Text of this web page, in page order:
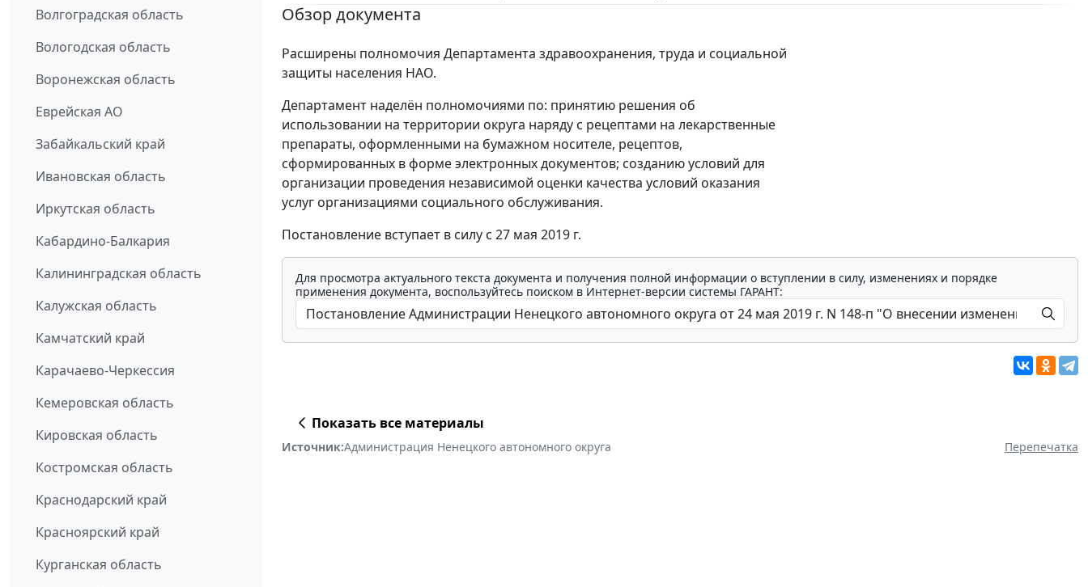
Волгоградская область
Вологодская область
Воронежская область
Еврейская АО
Забайкальский край
Ивановская область
Иркутская область
Кабардино-Балкария
Калининградская область
Калужская область
Камчатский край
Карачаево-Черкессия
Кемеровская область
Кировская область
Костромская область
Краснодарский край
Красноярский край
Курганская область
Обзор документа
Расширены полномочия Департамента здравоохранения, труда и социальной
защиты населения НАО.
Департамент наделён полномочиями по: принятию решения об
использовании на территории округа наряду с рецептами на лекарственные
препараты, оформленными на бумажном носителе, рецептов,
сформированных в форме электронных документов; созданию условий для
организации проведения независимой оценки качества условий оказания
услуг организациями социального обслуживания.
Постановление вступает в силу с 27 мая 2019 г.
Для просмотра актуального текста документа и получения полной информации о вступлении в силу, изменениях и порядке
применения документа, воспользуйтесь поиском в Интернет-версии системы ГАРАНТ:
Показать все материалы
Источник:Администрация Ненецкого автономного округа Перепечатка